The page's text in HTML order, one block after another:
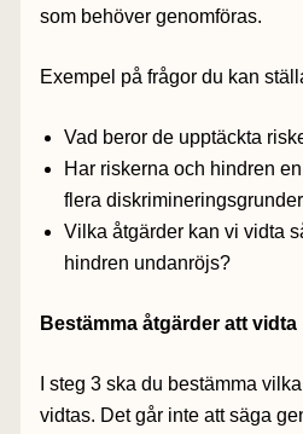
som behöver genomföras.
Exempel på frågor du kan
Vad beror de upptäckta
Har riskerna och hindren
flera
Vilka åtgärder kan vi vidta
hindren undanröjs?
Bestämma åtgärder att vidta
I steg 3 ska du bestämma
vidtas. Det går inte att säga